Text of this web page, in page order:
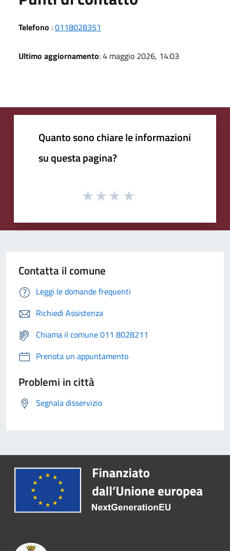
Telefono :0118028351
Ultimo aggiornamento: 4 maggio 2026, 14:03
Quanto sono chiare le informazioni
su questa pagina?
Contatta il comune
Leggi le domande frequenti
Richiedi Assistenza
Chiama il comune 011 8028211
Prenota un appuntamento
Problemi in città
Segnala disservizio